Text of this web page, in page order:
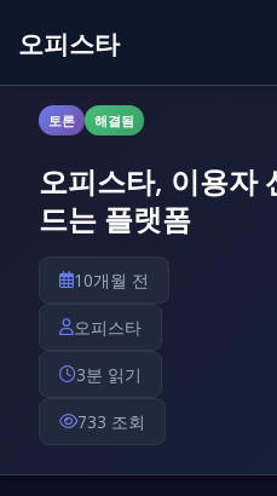
오피스타
토론 해결됨
오피스타, 이용자
드는 플랫폼
10개월 전
오피스타
3분 읽기
733 조회